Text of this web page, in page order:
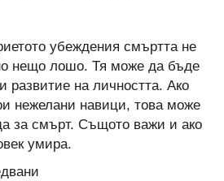
убеждения смъртта не
нещо лошо. Тя може да бъде
развитие на личността. Ако
нежелани навици, това може
за смърт. Същото важи и ако
умира.